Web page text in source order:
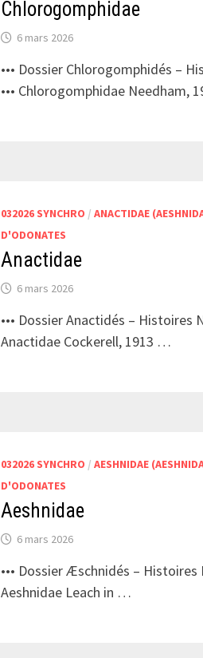
Chlorogomphidae
6 mars 2026
••• Dossier Chlorogomphidés –
••• Chlorogomphidae Needham,
032026 SYNCHRO /ANACTIDAE
D'ODONATES
Anactidae
6 mars 2026
••• Dossier Anactidés – Histoires
Anactidae Cockerell, 1913 …
032026 SYNCHRO /AESHNIDAE
D'ODONATES
Aeshnidae
6 mars 2026
••• Dossier Æschnidés – Histoires
Aeshnidae Leach in …